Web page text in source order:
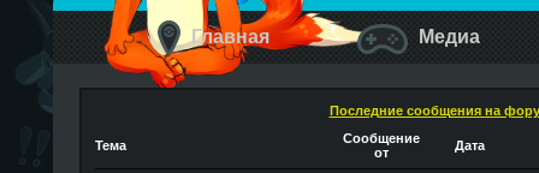
Главная Медиа
Последние сообщения на
Тема
Сообщение
от
Дата